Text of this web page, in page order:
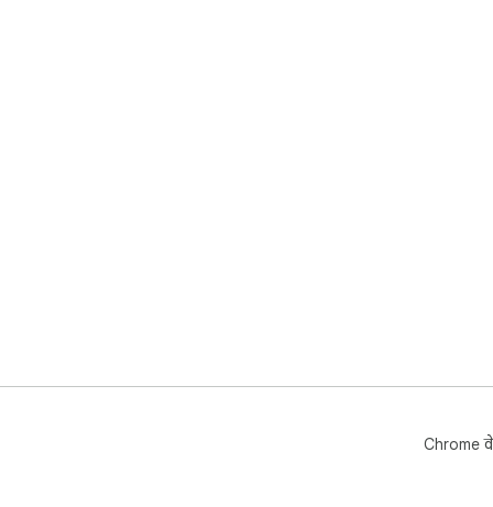
Chrome